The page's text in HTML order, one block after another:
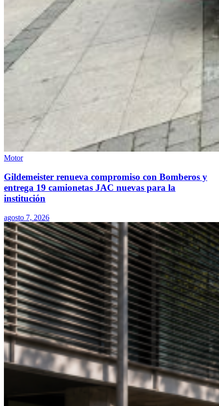
Motor
Gildemeister renueva compromiso con Bomberos y
entrega 19 camionetas JAC nuevas para la
institución
agosto 7, 2026